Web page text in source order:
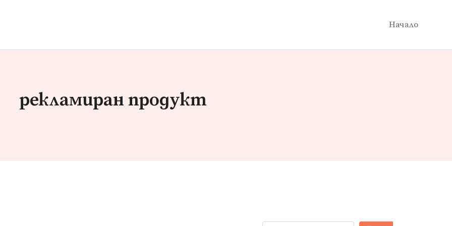
Начало
рекламиран продукт